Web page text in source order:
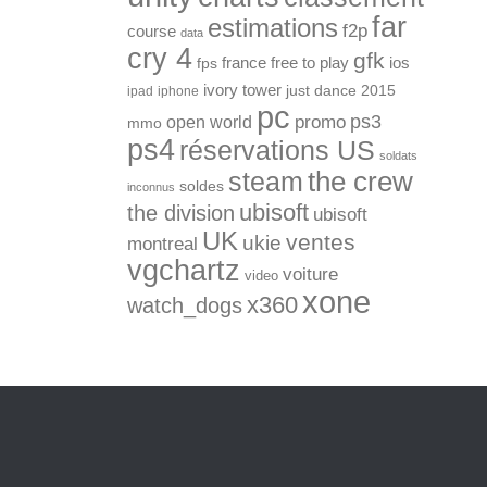
course data estimations f2p far
cry 4 fps france free to play gfk ios
ipad iphone ivory tower just dance 2015
mmo open world pc promo ps3
ps4réservations US soldats
inconnus soldes steamthe crew
the division ubisoft ubisoft
montreal UK ukie ventes
vgchartz video voiture
watch_dogsx360 xone